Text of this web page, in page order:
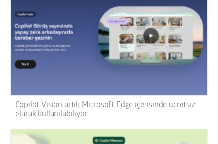
Copilot Vision artık Microsoft Edge içerisinde ücretsiz
olarak kullanılabiliyor